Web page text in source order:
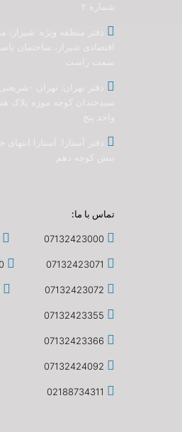
شماره ۲
دفتر منطقه ویژه: شیراز،
اقتصادی شیراز، ساختمان
سمت راست
دفتر تهران: تهران -
سیدخندان کوچه موزه پلاک
واحد پنج
دفتر آستارا: آستارا
نبش کوچه دهم
تماس با ما: